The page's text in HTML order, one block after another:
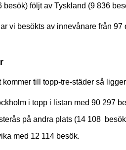
besök) följt av Tyskland (9 836
vi besökts av innevånare från 97
kommer till topp-tre-städer så ligger
i topp i listan med 90 297
på andra plats (14 108
med 12 114 besök.